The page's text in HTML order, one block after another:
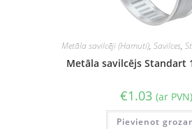
Metāla savilcēji (Hamuti), Savilces,
Metāla savilcējs Standart
€1.03 (ar PVN)
Pievienot